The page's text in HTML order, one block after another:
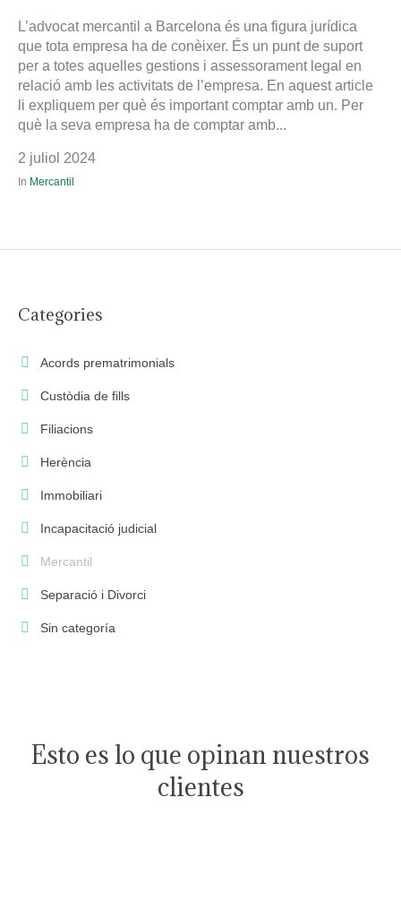
L’advocat mercantil a Barcelona és una figura jurídica
que tota empresa ha de conèixer. És un punt de suport
per a totes aquelles gestions i assessorament legal en
relació amb les activitats de l’empresa. En aquest article
li expliquem per què és important comptar amb un. Per
què la seva empresa ha de comptar amb...
2 juliol 2024
In Mercantil
Categories
Acords prematrimonials
Custòdia de fills
Filiacions
Herència
Immobiliari
Incapacitació judicial
Mercantil
Separació i Divorci
Sin categoría
Esto es lo que opinan nuestros
clientes